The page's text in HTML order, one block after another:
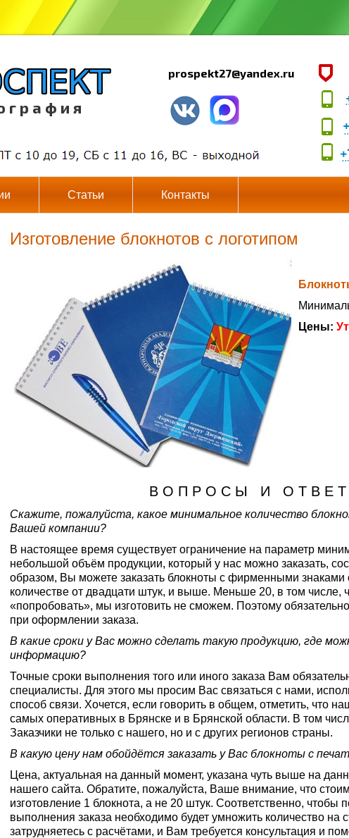
г р а ф и я
prospekt27@yandex.ru
Статьи Контакты
Изготовление блокнотов с логотипом
Цены:
В О П Р О С Ы И О Т В Е Т
Скажите, пожалуйста, какое минимальное количество
Вашей компании?
В настоящее время существует ограничение на параметр
небольшой объём продукции, который у нас можно заказать,
образом, Вы можете заказать блокноты с фирменными
количестве от двадцати штук, и выше. Меньше 20, в том числе,
«попробовать», мы изготовить не сможем. Поэтому
при оформлении заказа.
В какие сроки у Вас можно сделать такую продукцию, где
информацию?
Точные сроки выполнения того или иного заказа Вам
специалисты. Для этого мы просим Вас связаться с нами,
способ связи. Хочется, если говорить в общем, отметить, что
самых оперативных в Брянске и в Брянской области. В том
Заказчики не только с нашего, но и с других регионов страны.
В какую цену нам обойдётся заказать у Вас блокноты с
Цена, актуальная на данный момент, указана чуть выше на
нашего сайта. Обратите, пожалуйста, Ваше внимание, что
изготовление 1 блокнота, а не 20 штук. Соответственно, чтобы
выполнения заказа необходимо будет умножить количество на
затрудняетесь с расчётами, и Вам требуется консультация и